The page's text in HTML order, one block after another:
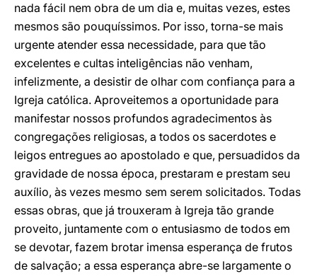
nada fácil nem obra de um dia e, muitas vezes, estes
mesmos são pouquíssimos. Por isso, torna-se mais
urgente atender essa necessidade, para que tão
excelentes e cultas inteligências não venham,
infelizmente, a desistir de olhar com confiança para a
Igreja católica. Aproveitemos a oportunidade para
manifestar nossos profundos agradecimentos às
congregações religiosas, a todos os sacerdotes e
leigos entregues ao apostolado e que, persuadidos da
gravidade de nossa época, prestaram e prestam seu
auxílio, às vezes mesmo sem serem solicitados. Todas
essas obras, que já trouxeram à Igreja tão grande
proveito, juntamente com o entusiasmo de todos em
se devotar, fazem brotar imensa esperança de frutos
de salvação; a essa esperança abre-se largamente o